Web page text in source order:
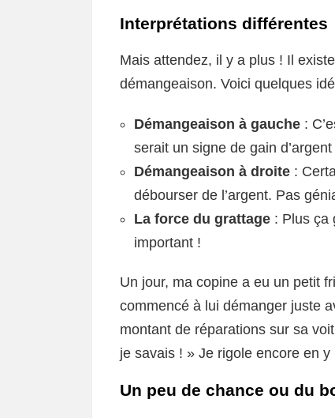
Interprétations différentes
Mais attendez, il y a plus ! Il
démangeaison. Voici quelques
Démangeaison à gauche :
serait un signe de gain
Démangeaison à droite :
débourser de l’argent. Pas
La force du grattage : Plus ça
important !
Un jour, ma copine a eu un petit
commencé à lui démanger juste
montant de réparations sur sa
je savais ! » Je rigole encore en y
Un peu de chance ou du